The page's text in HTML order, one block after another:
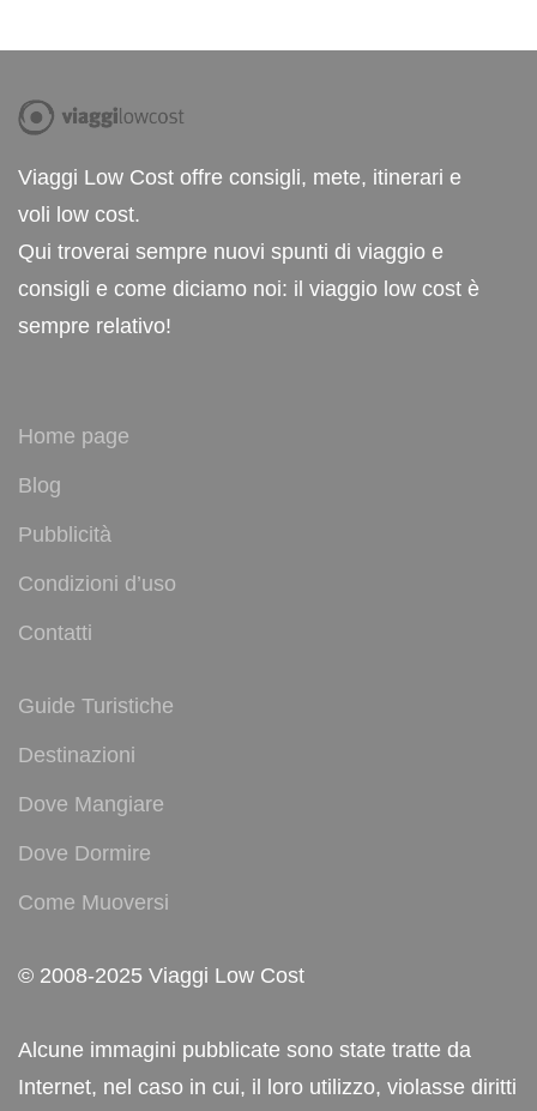
Viaggi Low Cost offre consigli, mete, itinerari e
voli low cost.
Qui troverai sempre nuovi spunti di viaggio e
consigli e come diciamo noi: il viaggio low cost è
sempre relativo!
Home page
Blog
Pubblicità
Condizioni d’uso
Contatti
Guide Turistiche
Destinazioni
Dove Mangiare
Dove Dormire
Come Muoversi
© 2008-2025 Viaggi Low Cost
Alcune immagini pubblicate sono state tratte da
Internet, nel caso in cui, il loro utilizzo, violasse diritti